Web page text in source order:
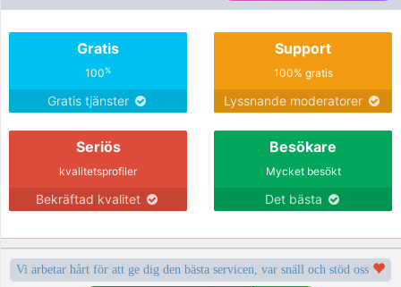
Gratis
100%
Gratis tjänster
Support
100% gratis
Lyssnande moderatorer
Seriös
kvalitetsprofiler
Bekräftad kvalitet
Besökare
Mycket besökt
Det bästa
Vi arbetar hårt för att ge dig den bästa servicen, var snäll och stöd oss